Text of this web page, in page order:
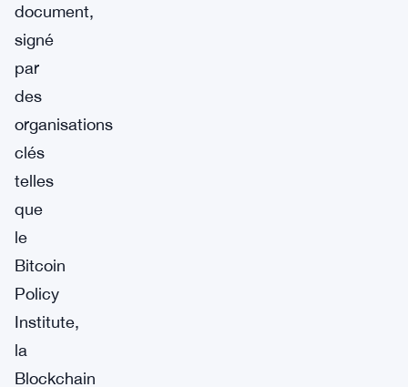
document,
signé
par
des
organisations
clés
telles
que
le
Bitcoin
Policy
Institute,
la
Blockchain